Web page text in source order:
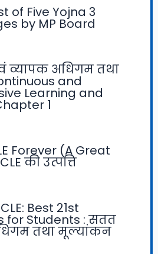
of Five Yojna 3
by MP Board
व्यापक अधिगम तथा
and
Learning and
1
Forever (A Great
की उत्पत्ति
Best 21st
for Students : सतत
तथा मूल्यांकन